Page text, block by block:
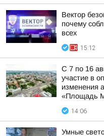
Вектор
почему
всех
15:12
С 7 по 16
участие в
изменения
«Площадь
14:06
Умные